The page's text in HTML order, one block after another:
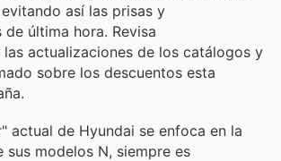
así las prisas y
última hora. Revisa
actualizaciones de los catálogos y
sobre los descuentos esta
actual de Hyundai se enfoca en la
sus modelos N, siempre es